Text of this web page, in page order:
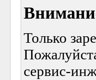
Только
сервис-